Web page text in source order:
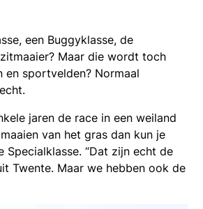
een Buggyklasse, de
Maar die wordt toch
sportvelden? Normaal
jaren de race in een weiland
van het gras dan kun je
“Dat zijn echt de
Twente. Maar we hebben ook de